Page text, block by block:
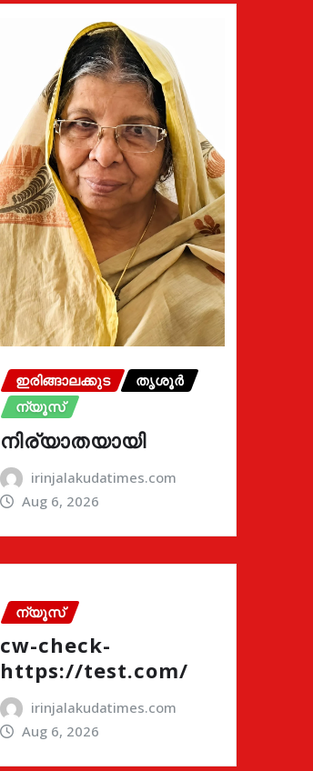
ഇരിങ്ങാലക്കുട
തൃശൂർ
ന്യൂസ്
നിര്യാതയായി
irinjalakudatimes.com
Aug 6, 2026
ന്യൂസ്
cw-check-
https://test.com/
irinjalakudatimes.com
Aug 6, 2026